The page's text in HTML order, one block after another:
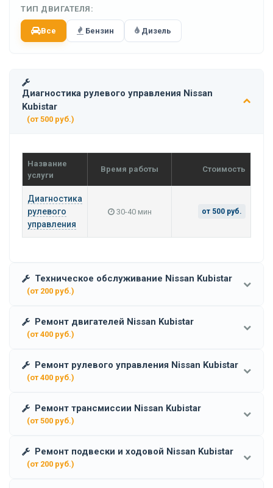
ТИП ДВИГАТЕЛЯ:
Все Бензин Дизель
Диагностика рулевого управления Nissan
Kubistar
(от 500 руб.)
Название
услуги
Время работы Стоимость
Диагностика
рулевого
управления
30-40 мин от 500 руб.
Техническое обслуживание Nissan Kubistar
(от 200 руб.)
Ремонт двигателей Nissan Kubistar
(от 400 руб.)
Ремонт рулевого управления Nissan Kubistar
(от 400 руб.)
Ремонт трансмиссии Nissan Kubistar
(от 500 руб.)
Ремонт подвески и ходовой Nissan Kubistar
(от 200 руб.)